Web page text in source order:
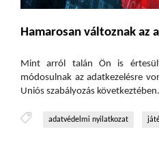
Hamarosan változnak az
Mint arról talán Ön is
módosulnak az adatkezelésre
Uniós szabályozás következtében.
adatvédelmi nyilatkozat